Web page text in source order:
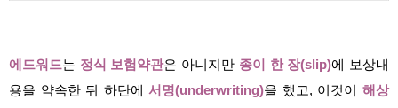
에드워드는 정식 보험약관은 아니지만 종이 한 장(slip)에 보상내
용을 약속한 뒤 하단에서명(underwriting)을 했고, 이것이해상